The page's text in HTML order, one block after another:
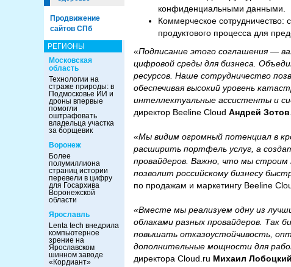
Продвижение
сайтов СПб
РЕГИОНЫ
Московская
область
Технологии на
страже природы: в
Подмосковье ИИ и
дроны впервые
помогли
оштрафовать
владельца участка
за борщевик
Воронеж
Более
полумиллиона
страниц истории
перевели в цифру
для Госархива
Воронежской
области
Ярославль
Lenta tech внедрила
компьютерное
зрение на
Ярославском
шинном заводе
«Кордиант»
конфиденциальными данными.
Коммерческое сотрудничество:
продуктового процесса для
«Подписание этого соглашения —
цифровой среды для бизнеса.
ресурсов. Наше сотрудничество
обеспечивая высокий уровень
интеллектуальные ассистенты и
директор Beeline Cloud Андрей Зотов
«Мы видим огромный потенциал в
расширить портфель услуг, а
провайдеров. Важно, что мы
позволит российскому бизнесу
по продажам и маркетингу Beeline
«Вместе мы реализуем одну из
облаками разных провайдеров. Так
повышать отказоустойчивость,
дополнительные мощности для
директора Cloud.ru Михаил Лобоцкий